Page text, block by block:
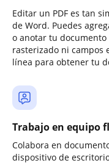
Editar un PDF es tan
de Word. Puedes
o anotar tu
rasterizado ni campos
línea para obtener tu
Trabajo en equipo
Colabora en
dispositivo de